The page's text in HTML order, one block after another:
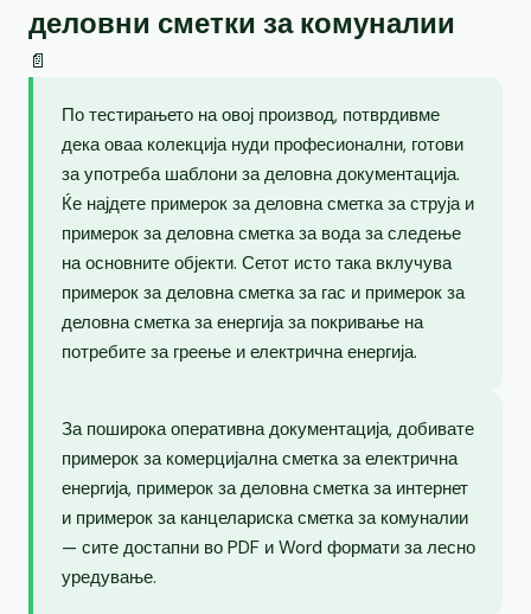
деловни сметки за комуналии
📄
По тестирањето на овој производ, потврдивме
дека оваа колекција нуди професионални, готови
за употреба шаблони за деловна документација.
Ќе најдете примерок за деловна сметка за струја и
примерок за деловна сметка за вода за следење
на основните објекти. Сетот исто така вклучува
примерок за деловна сметка за гас и примерок за
деловна сметка за енергија за покривање на
потребите за греење и електрична енергија.
За поширока оперативна документација, добивате
примерок за комерцијална сметка за електрична
енергија, примерок за деловна сметка за интернет
и примерок за канцелариска сметка за комуналии
— сите достапни во PDF и Word формати за лесно
уредување.